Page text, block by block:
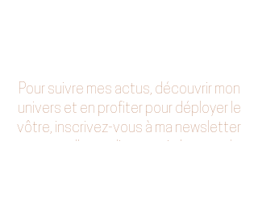
Pour suivre mes actus, découvrir mon
univers et en profiter pour déployer le
vôtre, inscrivez-vous à ma newsletter